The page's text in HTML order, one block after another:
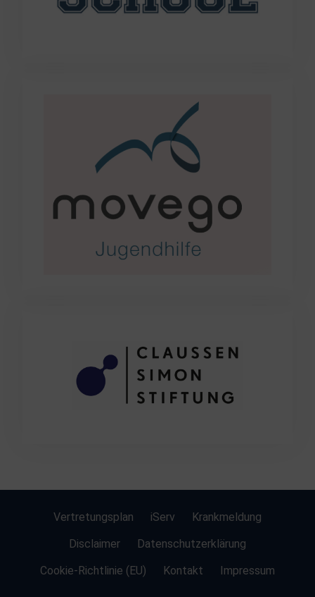
Vertretungsplan iServ
Krankmeldung
Disclaimer
Datenschutzerklärung
Cookie-Richtlinie (EU)
Kontakt Impressum